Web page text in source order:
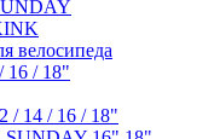
велосипеда
16 / 18"
/ 14 / 16 / 18"